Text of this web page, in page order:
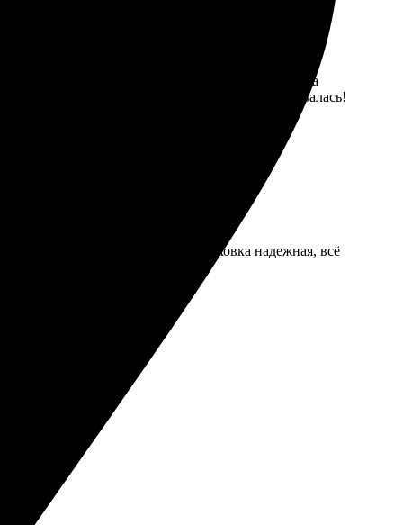
информация понятна, процесс прост. Получила
компании. Рекомендую друзьям, не разочаровалась!
даже лучше, чем ожидала. Упаковка надежная, всё